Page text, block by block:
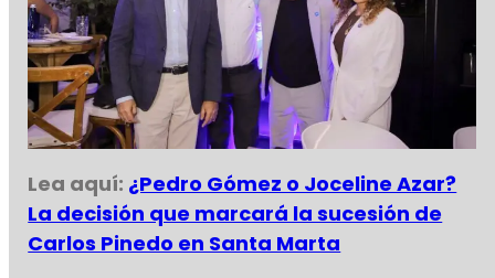
Lea aquí: ¿Pedro Gómez o Joceline Azar?
La decisión que marcará la sucesión de
Carlos Pinedo en Santa Marta